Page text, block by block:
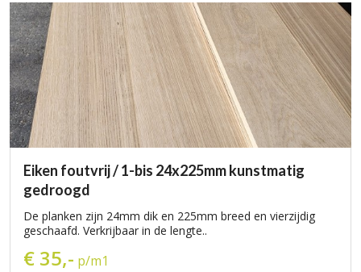
Eiken foutvrij / 1-bis 24x225mm kunstmatig
gedroogd
De planken zijn 24mm dik en 225mm breed en vierzijdig
geschaafd. Verkrijbaar in de lengte..
€ 35,- p/m1